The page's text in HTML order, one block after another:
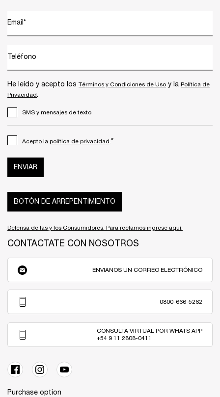
Email *
Teléfono
He leído y acepto los Términos y Condiciones de Uso y la Política de
Privacidad.
SMS y mensajes de texto
Acepto la política de privacidad.*
ENVIAR
BOTÓN DE ARREPENTIMIENTO
Defensa de las y los Consumidores. Para reclamos ingrese aquí.
CONTACTATE CON NOSOTROS
ENVIANOS UN CORREO ELECTRÓNICO
0800-666-5262
CONSULTA VIRTUAL POR WHATS APP
+54 9 11 2808-0411
Purchase option